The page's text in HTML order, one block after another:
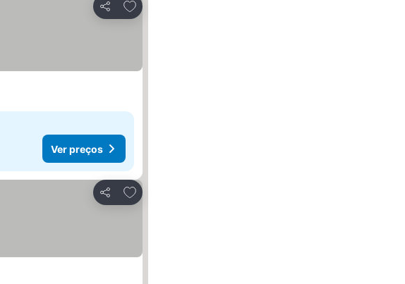
Partilhar
Adicionar aos favoritos
Ver preços
Partilhar
Adicionar aos favoritos